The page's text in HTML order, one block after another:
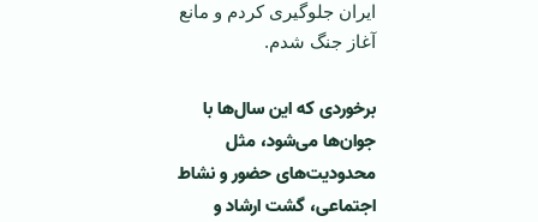
ایران جلوگیری کردم و مانع
آغاز جنگ شدم.
برخوردی که این سال‌ها با
جوان‌ها می‌شود، مثل
محدودیت‌های حضور و نشاط
اجتماعی، گشت ارشاد و